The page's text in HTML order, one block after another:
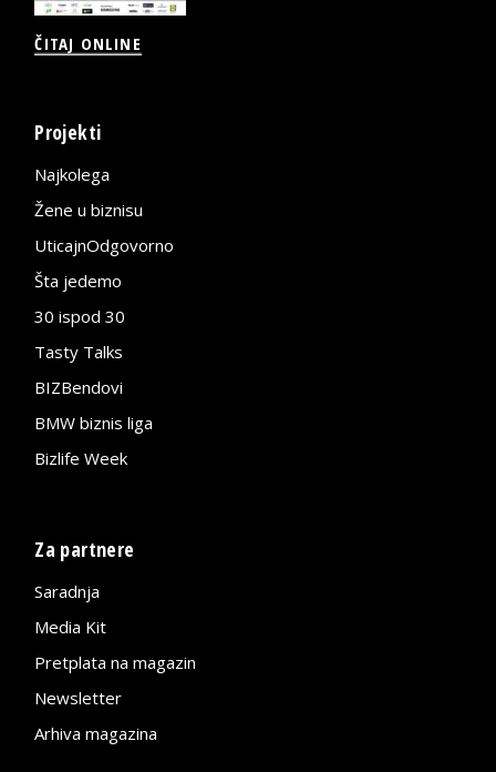
ČITAJ ONLINE
Projekti
Najkolega
Žene u biznisu
UticajnOdgovorno
Šta jedemo
30 ispod 30
Tasty Talks
BIZBendovi
BMW biznis liga
Bizlife Week
Za partnere
Saradnja
Media Kit
Pretplata na magazin
Newsletter
Arhiva magazina